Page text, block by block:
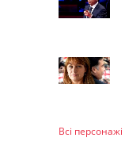
Всі персонажi